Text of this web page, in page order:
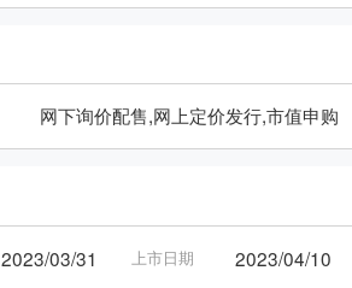
网下询价配售,网上定价发行,市值申购
2023/03/31 上市日期 2023/04/10